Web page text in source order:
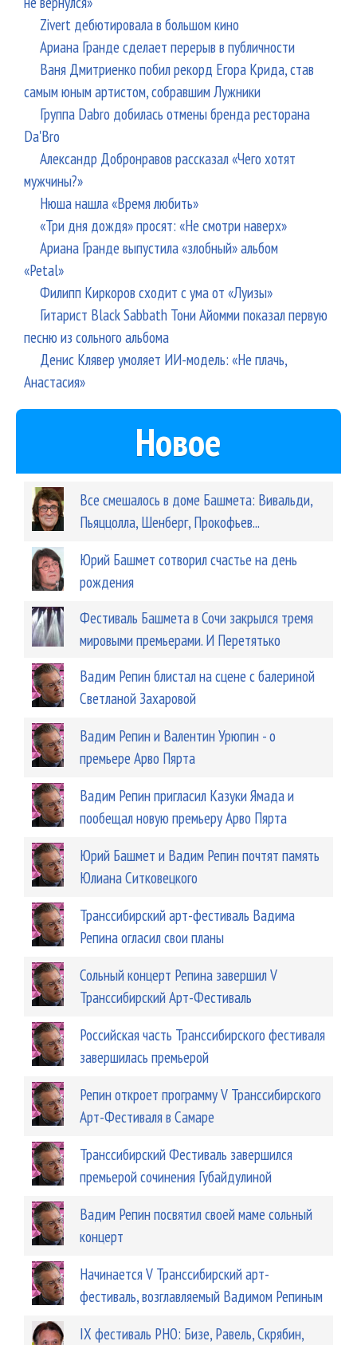
Zivert дебютировала в большом кино
Ариана Гранде сделает перерыв в публичности
Ваня Дмитриенко побил рекорд Егора Крида, став
самым юным артистом, собравшим Лужники
Группа Dabro добилась отмены бренда ресторана
Da'Bro
Александр Добронравов рассказал «Чего хотят
мужчины?»
Нюша нашла «Время любить»
«Три дня дождя» просят: «Не смотри наверх»
Ариана Гранде выпустила «злобный» альбом
«Petal»
Филипп Киркоров сходит с ума от «Луизы»
Гитарист Black Sabbath Тони Айомми показал первую
песню из сольного альбома
Денис Клявер умоляет ИИ-модель: «Не плачь,
Анастасия»
Новое
Все смешалось в доме Башмета: Вивальди,
Пьяццолла, Шенберг, Прокофьев...
Юрий Башмет сотворил счастье на день
рождения
Фестиваль Башмета в Сочи закрылся тремя
мировыми премьерами. И Перетятько
Вадим Репин блистал на сцене с балериной
Светланой Захаровой
Вадим Репин и Валентин Урюпин - о
премьере Арво Пярта
Вадим Репин пригласил Казуки Ямада и
пообещал новую премьеру Арво Пярта
Юрий Башмет и Вадим Репин почтят память
Юлиана Ситковецкого
Транссибирский арт-фестиваль Вадима
Репина огласил свои планы
Сольный концерт Репина завершил V
Транссибирский Арт-Фестиваль
Российская часть Транссибирского фестиваля
завершилась премьерой
Репин откроет программу V Транссибирского
Арт-Фестиваля в Самаре
Транссибирский Фестиваль завершился
премьерой сочинения Губайдулиной
Вадим Репин посвятил своей маме сольный
концерт
Начинается V Транссибирский арт-
фестиваль, возглавляемый Вадимом Репиным
IX фестиваль РНО: Бизе, Равель, Скрябин,